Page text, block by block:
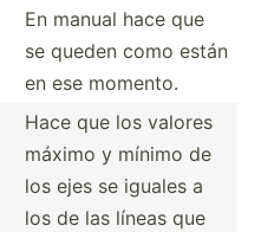
En manual hace que
se queden como están
en ese momento.
Hace que los valores
máximo y mínimo de
los ejes se iguales a
los de las líneas que